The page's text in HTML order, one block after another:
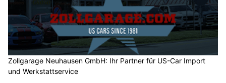
Zollgarage Neuhausen GmbH: Ihr Partner für US-Car Import
und Werkstattservice